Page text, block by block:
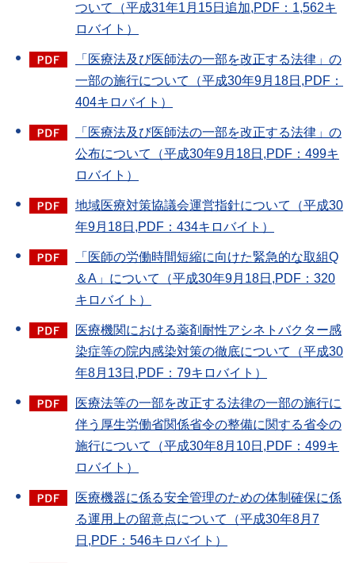
ついて（平成31年1月15日追加,PDF：1,562キ
ロバイト）
「医療法及び医師法の一部を改正する法律」の
一部の施行について（平成30年9月18日,PDF：
404キロバイト）
「医療法及び医師法の一部を改正する法律」の
公布について（平成30年9月18日,PDF：499キ
ロバイト）
地域医療対策協議会運営指針について（平成30
年9月18日,PDF：434キロバイト）
「医師の労働時間短縮に向けた緊急的な取組Q
＆A」について（平成30年9月18日,PDF：320
キロバイト）
医療機関における薬剤耐性アシネトバクター感
染症等の院内感染対策の徹底について（平成30
年8月13日,PDF：79キロバイト）
医療法等の一部を改正する法律の一部の施行に
伴う厚生労働省関係省令の整備に関する省令の
施行について（平成30年8月10日,PDF：499キ
ロバイト）
医療機器に係る安全管理のための体制確保に係
る運用上の留意点について（平成30年8月7
日,PDF：546キロバイト）